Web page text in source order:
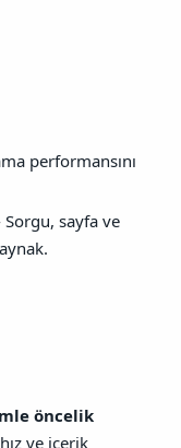
performansını
Sorgu, sayfa ve
öncelik
ve içerik